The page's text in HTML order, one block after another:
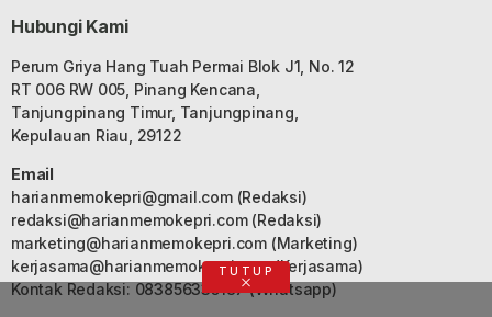
Hubungi Kami
Perum Griya Hang Tuah Permai Blok J1, No. 12
RT 006 RW 005, Pinang Kencana,
Tanjungpinang Timur, Tanjungpinang,
Kepulauan Riau, 29122
Email
harianmemokepri@gmail.com(Redaksi)
redaksi@harianmemokepri.com(Redaksi)
marketing@harianmemokepri.com(Marketing)
kerjasama@harianmemokepri.com(Kerjasama)
Kontak Redaksi: 083856335187 (Whatsapp)
TUTUP